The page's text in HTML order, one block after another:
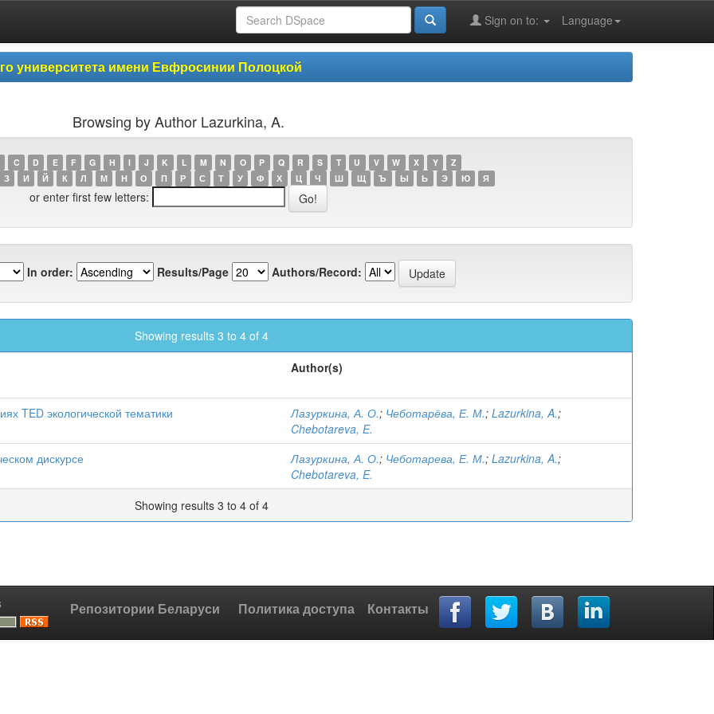
Language
Sign on to:
университета имени Евфросинии Полоцкой
Browsing by Author Lazurkina, A.
C D E F G H I J K L M N O P Q R S T U V W X Y
Z
З И Й К Л М Н О П Р С Т У Ф Х Ц Ч Ш Щ Ъ Ы Ь Э Ю Я
or enter first few letters:
In order: Results/Page Authors/Record:
Showing results 3 to 4 of 4
Author(s)
TED экологической тематики Лазуркина, А. О.; Чеботарёва, Е. М.; Lazurkina, A.;
Chebotareva, E.
дискурсе Лазуркина, А. О.; Чеботарева, Е. М.; Lazurkina, A.;
Chebotareva, E.
Showing results 3 to 4 of 4
Репозитории Беларуси Политика доступа Контакты